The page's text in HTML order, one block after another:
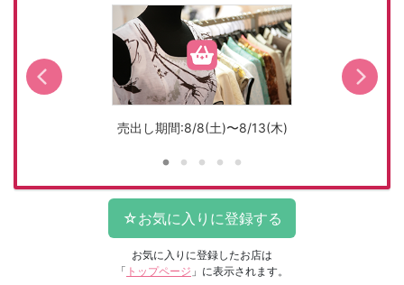
売出し期間:8/8(土)〜8/13(木)
お気に入りに登録したお店は
「 トップページ 」に表示されます。